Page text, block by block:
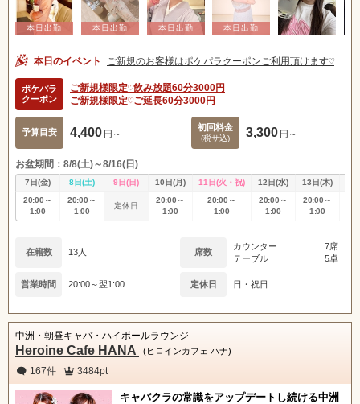
本日のイベント ご新規のお客様はポケパラクーポンご利用頂けます♡
ポケパラ
クーポン
ご新規様限定♡飲み放題60分3000円
ご新規様限定♡ご延長60分3000円
予算目安 4,400 円～
初回料金
(税サ込) 3,300 円～
お盆期間：8/8(土)～8/16(日)
7日(金) 8日(土) 9日(日) 10日(月) 11日(火・祝) 12日(水) 13日(木)
20:00～
1:00
20:00～
1:00
定休日
20:00～
1:00
20:00～
1:00
20:00～
1:00
20:00～
1:00
在籍数 13人 席数
カウンター
7席
テーブル
5卓
営業時間 20:00～翌1:00 定休日 日・祝日
中洲・朝昼キャバ・ハイボールラウンジ
Heroine Cafe HANA (ヒロインカフェ ハナ)
167件 3484pt
キャバクラの常識をアップデートし続ける中洲